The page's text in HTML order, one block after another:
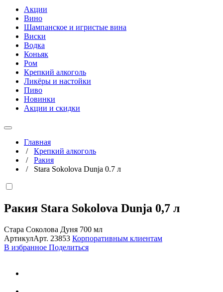
Акции
Вино
Шампанское и игристые вина
Виски
Водка
Коньяк
Ром
Крепкий алкоголь
Ликёры и настойки
Пиво
Новинки
Акции и скидки
Главная
/ Крепкий алкоголь
/ Ракия
/ Stara Sokolova Dunja 0.7 л
Ракия Stara Sokolova Dunja 0,7 л
Стара Соколова Дуня 700 мл
АртикулАрт. 23853 Корпоративным клиентам
В избранное Поделиться